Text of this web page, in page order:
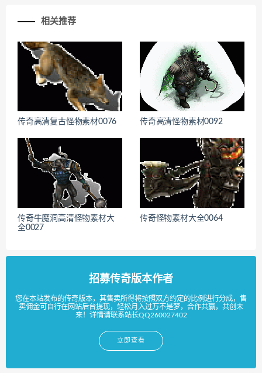
相关推荐
传奇高清复古怪物素材0076 传奇高清怪物素材0092
传奇牛魔洞高清怪物素材大
全0027
传奇怪物素材大全0064
招募传奇版本作者
您在本站发布的传奇版本，其售卖所得将按照双方约定的比例进行分成，售
卖佣金可自行在网站后台提现，轻松月入过万不是梦，合作共赢，共创未
来！详情请联系站长QQ260027402
立即查看